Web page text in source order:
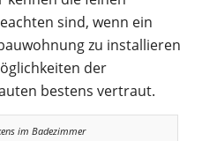
sind, wenn ein
zu installieren
der
bestens vertraut.